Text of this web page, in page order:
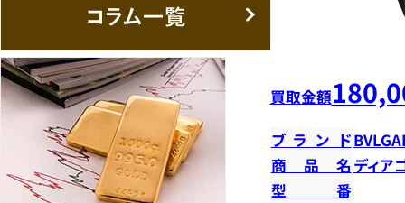
買取金額
ブランド
商品名 ディア
型番